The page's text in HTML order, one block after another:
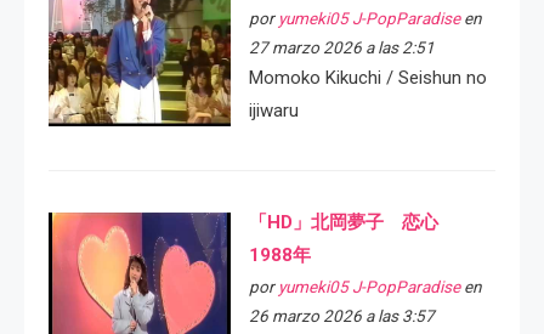
por yumeki05 J-PopParadiseen
27 marzo 2026 a las 2:51
Momoko Kikuchi / Seishun no
ijiwaru
「HD」北岡夢子 恋心
1988年
por yumeki05 J-PopParadiseen
26 marzo 2026 a las 3:57